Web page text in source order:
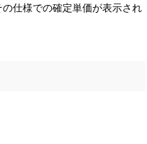
仕様での確定単価が表示され